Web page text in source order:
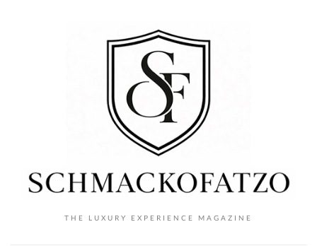
THE LUXURY EXPERIENCE MAGAZINE